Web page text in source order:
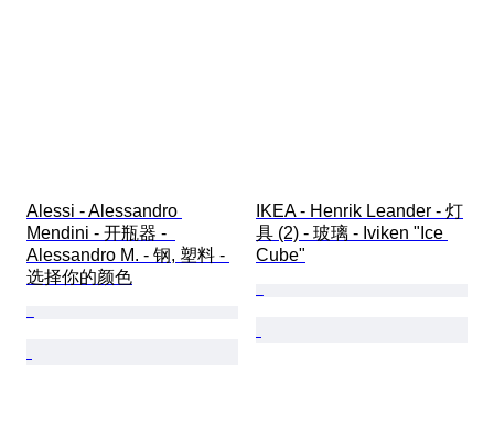
Alessi - Alessandro
Mendini - 开瓶器 -
Alessandro M. - 钢, 塑料 -
选择你的颜色
IKEA - Henrik Leander - 灯
具 (2) - 玻璃 - Iviken "Ice
Cube"